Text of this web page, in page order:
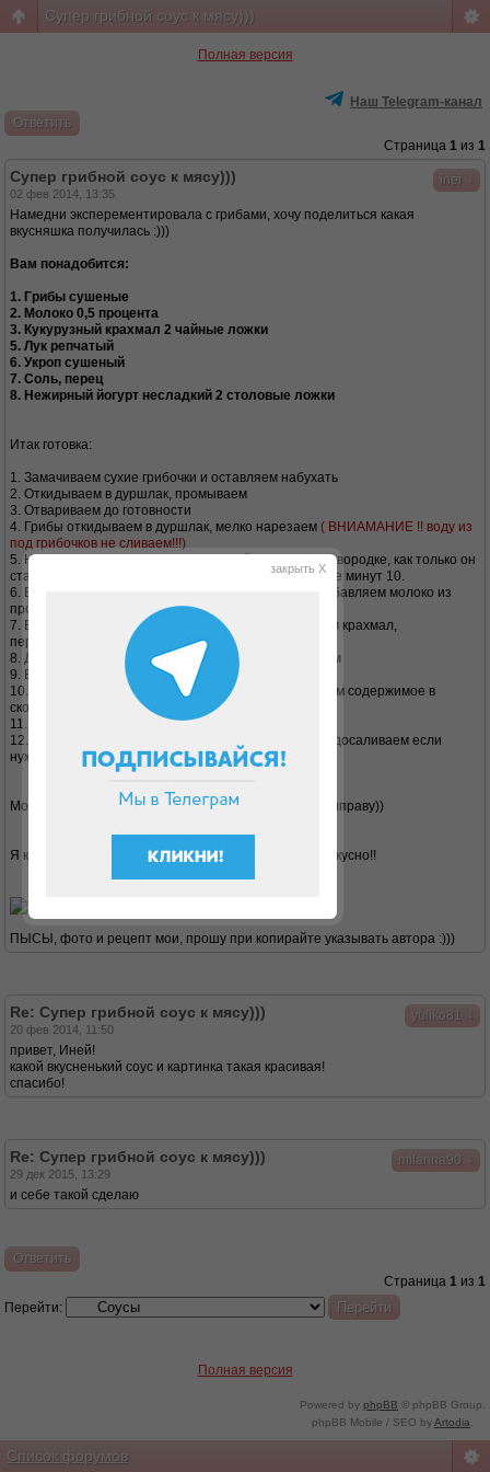
Супер грибной соус к мясу)))
Полная версия
Наш Telegram-канал
Ответить
Страница 1 из 1
inei
Супер грибной соус к мясу)))
02 фев 2014, 13:35
Намедни эксперементировала с грибами, хочу поделиться какая
вкусняшка получилась :)))
Вам понадобится:
1. Грибы сушеные
2. Молоко 0,5 процента
3. Кукурузный крахмал 2 чайные ложки
5. Лук репчатый
6. Укроп сушеный
7. Соль, перец
8. Нежирный йогурт несладкий 2 столовые ложки
Итак готовка:
1. Замачиваем сухие грибочки и оставляем набухать
2. Откидываем в дуршлак, промываем
3. Отвариваем до готовности
4. Грибы откидываем в дуршлак, мелко нарезаем ( ВНИАМАНИЕ !! воду из
под грибочков не сливаем!!!)
5. Нарезаем кубиками лук и с водичкой тушим на сковородке, как только он
стал прозрачный добавляем грибочки, тушим вместе минут 10.
6. Воду из под грибочков ставим на огонь, солим, добавляем молоко из
пропорции 1к1. Варим
7. В маленьком количестве холодной воды разводим крахмал,
перемешиваем чтоб без комочков
8. Добавляем крахмал в нашу кастрюльку с бульоном
9. Варим до загустения
10. После загустения добавляем укроп и переливаем содержимое в
сковородку с грибами
11. Немножко тушим грибочки с нашей подливкой.
12. Как только готово, добавляем нежирный йогурт, досаливаем если
нужно
Можно добавить по вкусу разрешенную грибную приправу))
Я кушала с куриными тефтелями на пару, ооочень вкусно!!
ПЫСЫ, фото и рецепт мои, прошу при копирайте указывать автора :)))
yuliko81
Re: Супер грибной соус к мясу)))
20 фев 2014, 11:50
привет, Иней!
какой вкусненький соус и картинка такая красивая!
спасибо!
milanna90
Re: Супер грибной соус к мясу)))
29 дек 2015, 13:29
и себе такой сделаю
Ответить
Страница 1 из 1
Перейти:
Полная версия
Powered by phpBB © phpBB Group.
phpBB Mobile / SEO byArtodia
Список форумов
закрыть X